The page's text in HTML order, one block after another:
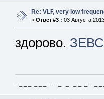
Re: VLF, very low
« Ответ #3 : 03 Августа
здорово.
--_ _ _ _ _ _ -- --_ _ _-_ _-- _ _